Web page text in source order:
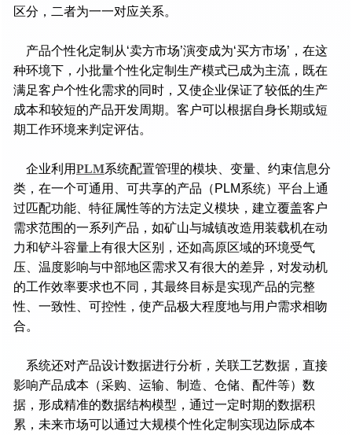
区分，二者为一一对应关系。
产品个性化定制从‘卖方市场’演变成为‘买方市场’，在这
种环境下，小批量个性化定制生产模式已成为主流，既在
满足客户个性化需求的同时，又使企业保证了较低的生产
成本和较短的产品开发周期。客户可以根据自身长期或短
期工作环境来判定评估。
企业利用PLM系统配置管理的模块、变量、约束信息分
类，在一个可通用、可共享的产品（PLM系统）平台上通
过匹配功能、特征属性等的方法定义模块，建立覆盖客户
需求范围的一系列产品，如矿山与城镇改造用装载机在动
力和铲斗容量上有很大区别，还如高原区域的环境受气
压、温度影响与中部地区需求又有很大的差异，对发动机
的工作效率要求也不同，其最终目标是实现产品的完整
性、一致性、可控性，使产品极大程度地与用户需求相吻
合。
系统还对产品设计数据进行分析，关联工艺数据，直接
影响产品成本（采购、运输、制造、仓储、配件等）数
据，形成精准的数据结构模型，通过一定时期的数据积
累，未来市场可以通过大规模个性化定制实现边际成本